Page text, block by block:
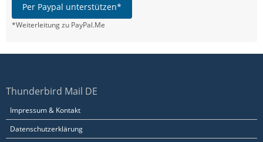
Per Paypal unterstützen*
*Weiterleitung zu PayPal.Me
Thunderbird Mail DE
Impressum & Kontakt
Datenschutzerklärung